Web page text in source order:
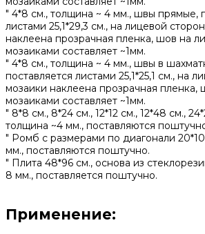
" 4*8 см., толщина ~ 4 мм., швы прямые,
листами 25,1*29,3 см., на лицевой
наклеена прозрачная пленка, шов на
мозаиками составляет ~1мм.
" 4*8 см., толщина ~ 4 мм., швы в
поставляется листами 25,1*25,1 см., на
мозаики наклеена прозрачная
мозаиками составляет ~1мм.
" 8*8 см., 8*24 см., 12*12 см., 12*48 см.,
толщина ~4 мм., поставляются
" Ромб с размерами по диагонали
мм., поставляются поштучно.
" Плита 48*96 см., основа из
8 мм., поставляется поштучно.
Применение: